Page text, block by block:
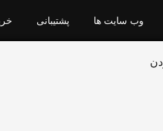
پشتیبانی وب سایت ها